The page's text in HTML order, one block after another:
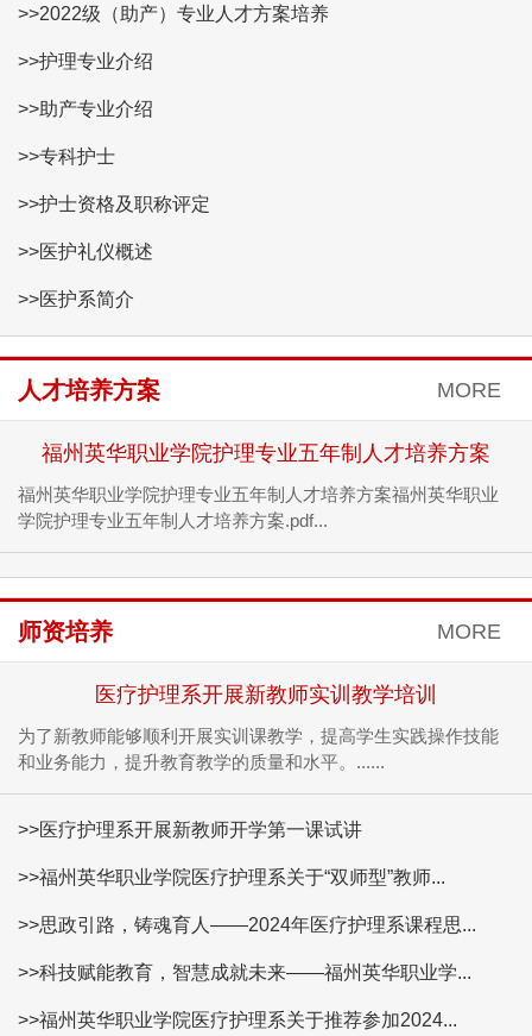
>>2022级（助产）专业人才方案培养
>>护理专业介绍
>>助产专业介绍
>>专科护士
>>护士资格及职称评定
>>医护礼仪概述
>>医护系简介
人才培养方案 MORE
福州英华职业学院护理专业五年制人才培养方案
福州英华职业学院护理专业五年制人才培养方案福州英华职业
学院护理专业五年制人才培养方案.pdf...
师资培养 MORE
医疗护理系开展新教师实训教学培训
为了新教师能够顺利开展实训课教学，提高学生实践操作技能
和业务能力，提升教育教学的质量和水平。......
>>医疗护理系开展新教师开学第一课试讲
>>福州英华职业学院医疗护理系关于“双师型”教师...
>>思政引路，铸魂育人——2024年医疗护理系课程思...
>>科技赋能教育，智慧成就未来——福州英华职业学...
>>福州英华职业学院医疗护理系关于推荐参加2024...